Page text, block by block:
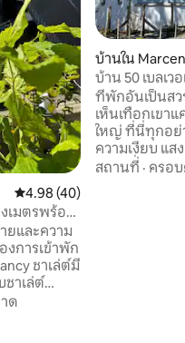
คะแนนเฉลี่ย 4.98 จาก 5, 40 รี
4.98 (40)
เมตรพร้อม
ยและความ
การเข้าพัก
เล่ต์มี
ชาเล่ต์
าร
ด
บ้านใน
บ้าน 50 เบลเว
และความสงบ
ที่พักอันเป็นสว
เห็นเทือกเขา
ใหญ่ ที่นี่ทุกอย่
ความเงียบ แ
ยอดเยี่ยมหลั
สถานที่ · ครอ